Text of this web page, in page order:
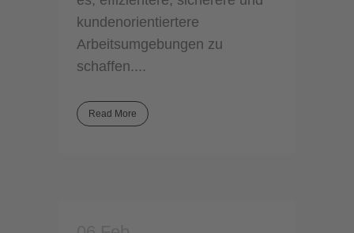
kundenorientiertere
Arbeitsumgebungen zu
schaffen....
Read More